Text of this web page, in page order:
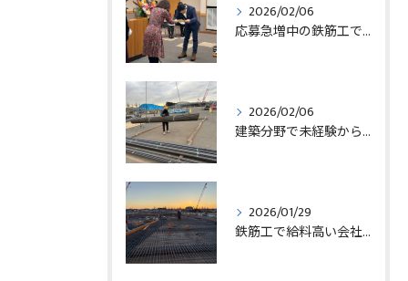
2026/02/06
応募急増中の鉄筋工で高給を目指す方法徹底解説埼玉県三郷市版
2026/02/06
建築分野で未経験から始める求人探しと三郷市で正社員就職の秘訣
2026/01/29
鉄筋工で給料高い会社に転職したリアルなインタビュー事例を埼玉県三郷市で解説